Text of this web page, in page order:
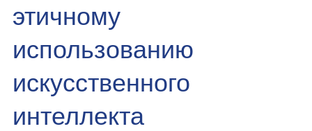
этичному
использованию
искусственного
интеллекта